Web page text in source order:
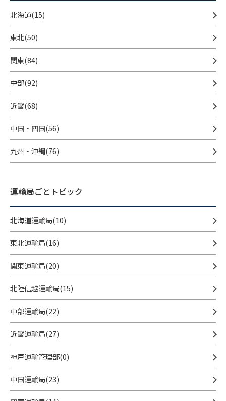
北海道(15)
東北(50)
関東(84)
中部(92)
近畿(68)
中国・四国(56)
九州・沖縄(76)
運輸局ごとトピック
北海道運輸局(10)
東北運輸局(16)
関東運輸局(20)
北陸信越運輸局(15)
中部運輸局(22)
近畿運輸局(27)
神戸運輸管理部(0)
中国運輸局(23)